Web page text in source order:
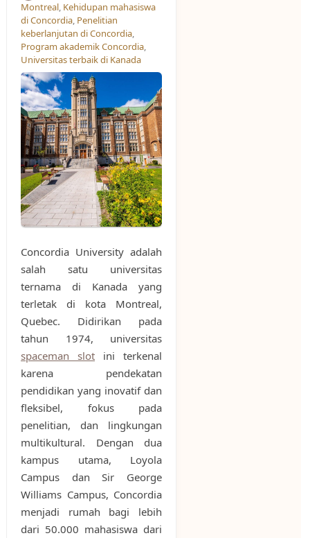
Montreal, Kehidupan mahasiswa
di Concordia, Penelitian
keberlanjutan di Concordia,
Program akademik Concordia,
Universitas terbaik di Kanada
Concordia University adalah
salah satu universitas
ternama di Kanada yang
terletak di kota Montreal,
Quebec. Didirikan pada
tahun 1974, universitas
spaceman slot ini terkenal
karena pendekatan
pendidikan yang inovatif dan
fleksibel, fokus pada
penelitian, dan lingkungan
multikultural. Dengan dua
kampus utama, Loyola
Campus dan Sir George
Williams Campus, Concordia
menjadi rumah bagi lebih
dari 50.000 mahasiswa dari